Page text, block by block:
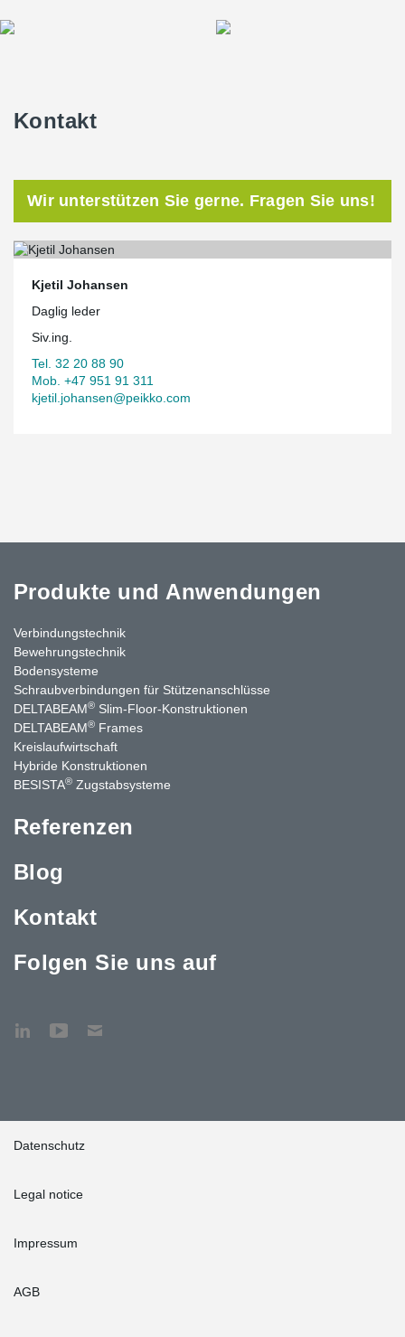
Kontakt
Wir unterstützen Sie gerne. Fragen Sie uns!
Kjetil Johansen
Daglig leder
Siv.ing.
Tel. 32 20 88 90
Mob. +47 951 91 311
kjetil.johansen@peikko.com
Produkte und Anwendungen
Verbindungstechnik
Bewehrungstechnik
Bodensysteme
Schraubverbindungen für Stützenanschlüsse
DELTABEAM® Slim-Floor-Konstruktionen
DELTABEAM® Frames
Kreislaufwirtschaft
Hybride Konstruktionen
BESISTA® Zugstabsysteme
Referenzen
Blog
Kontakt
Folgen Sie uns auf
Datenschutz
Legal notice
Impressum
AGB